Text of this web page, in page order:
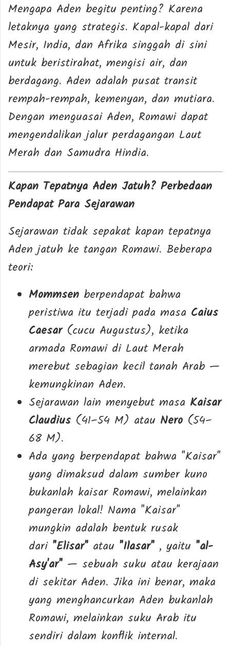
Mengapa Aden begitu penting? Karena
letaknya yang strategis. Kapal-kapal dari
Mesir, India, dan Afrika singgah di sini
untuk beristirahat, mengisi air, dan
berdagang. Aden adalah pusat transit
rempah-rempah, kemenyan, dan mutiara.
Dengan menguasai Aden, Romawi dapat
mengendalikan jalur perdagangan Laut
Merah dan Samudra Hindia.
Kapan Tepatnya Aden Jatuh? Perbedaan
Pendapat Para Sejarawan
Sejarawan tidak sepakat kapan tepatnya
Aden jatuh ke tangan Romawi. Beberapa
teori:
Mommsen berpendapat bahwa
peristiwa itu terjadi pada masa Caius
Caesar(cucu Augustus), ketika
armada Romawi di Laut Merah
merebut sebagian kecil tanah Arab —
kemungkinan Aden.
Sejarawan lain menyebut masa Kaisar
Claudius (41–54 M) atau Nero (54–
68 M).
Ada yang berpendapat bahwa "Kaisar"
yang dimaksud dalam sumber kuno
bukanlah kaisar Romawi, melainkan
pangeran lokal! Nama "Kaisar"
mungkin adalah bentuk rusak
dari "Elisar" atau "Ilasar" , yaitu "al-
Asy'ar" — sebuah suku atau kerajaan
di sekitar Aden. Jika ini benar, maka
yang menghancurkan Aden bukanlah
Romawi, melainkan suku Arab itu
sendiri dalam konflik internal.